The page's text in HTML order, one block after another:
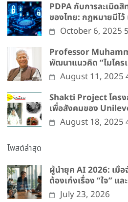
PDPA กับการละเมิด
ของไทย: กฎหมายมีไ
October 6, 2025
Professor
พัฒนาแนวคิด “ไมโคร
August 11, 2025
Shakti Project โครง
เพื่อสังคมของ
August 18, 2025
โพสต์ล่าสุด
ผู้นำยุค AI 2026: เมื่อ
ต้องเก่งเรื่อง “ใจ” แ
July 23, 2026